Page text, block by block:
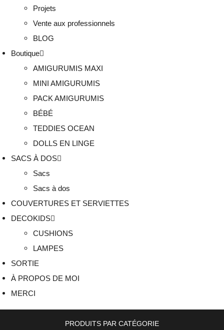
Projets
Vente aux professionnels
BLOG
Boutique
AMIGURUMIS MAXI
MINI AMIGURUMIS
PACK AMIGURUMIS
BÉBÉ
TEDDIES OCEAN
DOLLS EN LINGE
SACS À DOS
Sacs
Sacs à dos
COUVERTURES ET SERVIETTES
DECOKIDS
CUSHIONS
LAMPES
SORTIE
À PROPOS DE MOI
MERCI
PRODUITS PAR CATÉGORIE